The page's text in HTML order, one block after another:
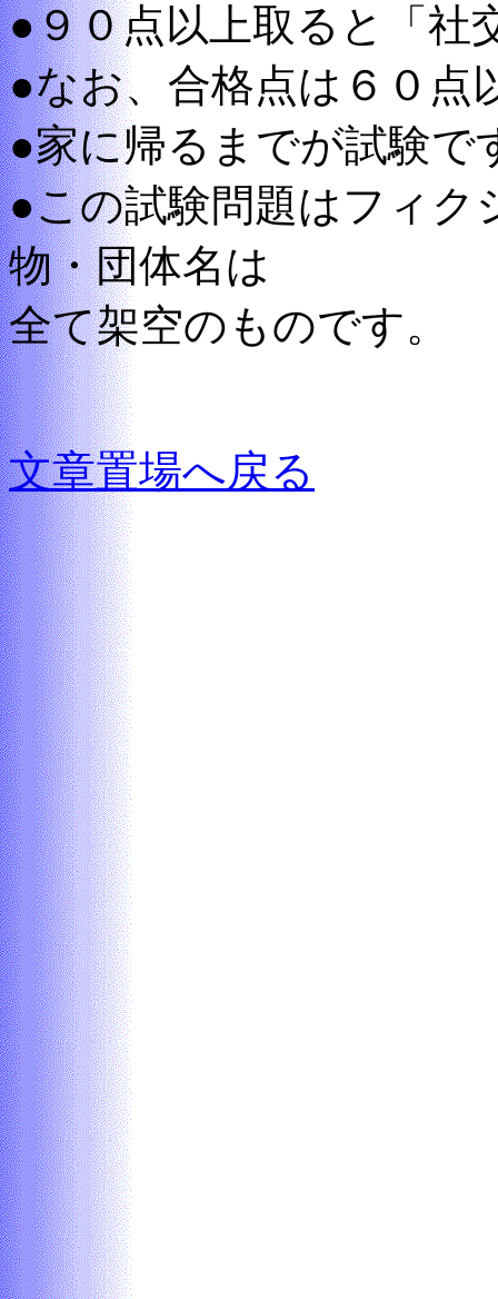
●９０点以上取ると「社
●なお、合格点は６０点
●家に帰るまでが試験で
●この試験問題はフィク
物・団体名は
全て架空のものです。
文章置場へ戻る